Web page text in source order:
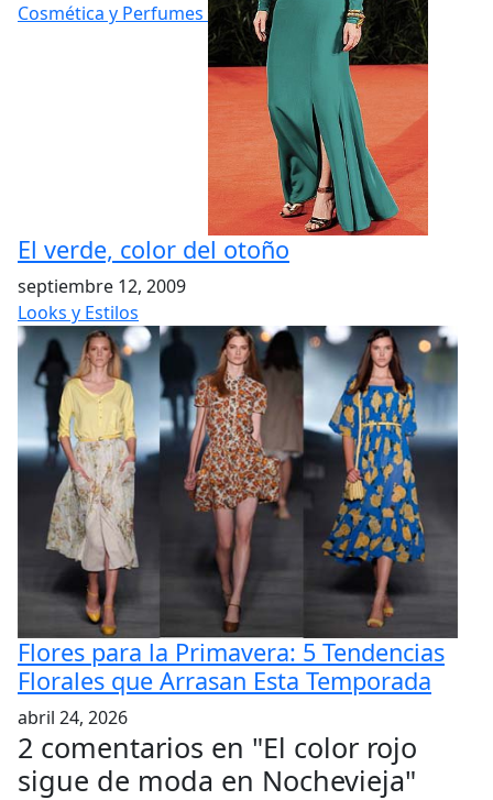
Cosmética y Perfumes
El verde, color del otoño
septiembre 12, 2009
Looks y Estilos
Flores para la Primavera: 5 Tendencias
Florales que Arrasan Esta Temporada
abril 24, 2026
2 comentarios en "El color rojo
sigue de moda en Nochevieja"